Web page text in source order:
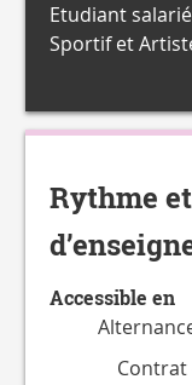
Etudiant salarié
Sportif et
Rythme
Accessible en